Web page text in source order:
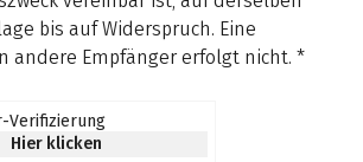
bis auf Widerspruch. Eine
andere Empfänger erfolgt nicht. *
Verifizierung
Hier klicken